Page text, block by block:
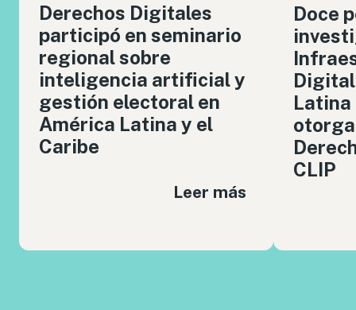
Derechos Digitales
participó en seminario
regional sobre
inteligencia artificial y
gestión electoral en
América Latina y el
Caribe
Leer más
Doce
Latina
CLIP